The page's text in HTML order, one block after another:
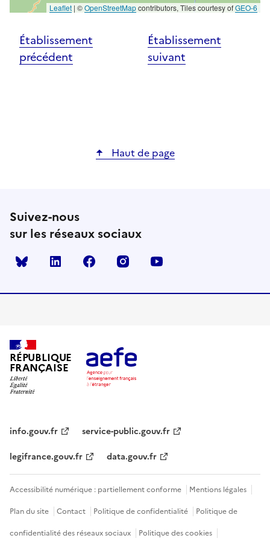
Leaflet | ©OpenStreetMapcontributors, Tiles courtesy ofGEO-6
Établissement
précédent
Établissement
suivant
Haut de page
Suivez-nous
sur les réseaux sociaux
Bluesky linkedin facebook instagram
RÉPUBLIQUE
FRANÇAISE
info.gouv.fr
service-public.gouv.fr
legifrance.gouv.fr
data.gouv.fr
Accessibilité numérique : partiellement conforme
Mentions légales
Plan du site
Contact Politique de confidentialité
Politique de
confidentialité des réseaux sociaux
Politique des cookies